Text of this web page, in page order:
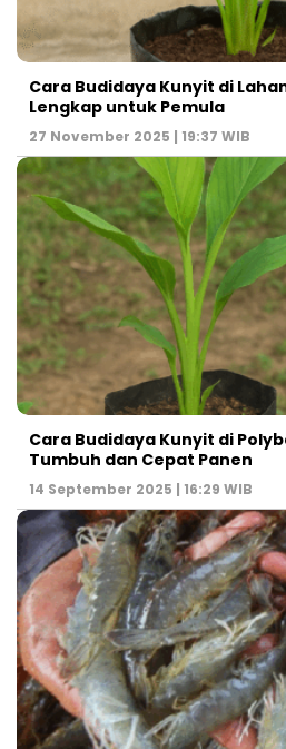
Cara Budidaya Kunyit di
Lengkap untuk Pemula
27 November 2025 | 19:37 WIB
Cara Budidaya Kunyit di
Tumbuh dan Cepat Panen
14 September 2025 | 16:29 WIB